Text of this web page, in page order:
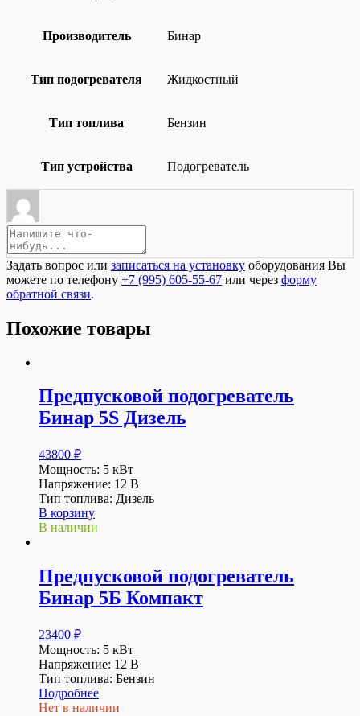
Производитель Бинар
Тип подогревателя Жидкостный
Тип топлива Бензин
Тип устройства Подогреватель
Задать вопрос или записаться на установку оборудования Вы
можете по телефону +7 (995) 605-55-67 или через форму
обратной связи.
Похожие товары
Предпусковой подогреватель
Бинар 5S Дизель
43800 ₽
Мощность: 5 кВт
Напряжение: 12 В
Тип топлива: Дизель
В корзину
В наличии
Предпусковой подогреватель
Бинар 5Б Компакт
23400 ₽
Мощность: 5 кВт
Напряжение: 12 В
Тип топлива: Бензин
Подробнее
Нет в наличии